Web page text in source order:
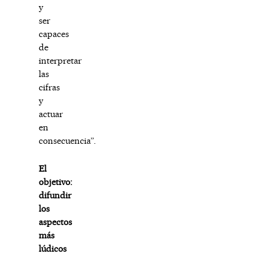
y
ser
capaces
de
interpretar
las
cifras
y
actuar
en
consecuencia”.
El
objetivo:
difundir
los
aspectos
más
lúdicos